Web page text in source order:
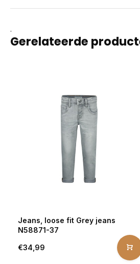
.
Gerelateerde
Jeans, loose fit Grey jeans
N58871-37
€34,99